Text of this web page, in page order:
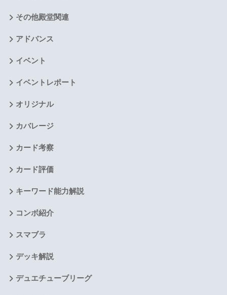
その他殿堂関連
アドバンス
イベント
イベントレポート
オリジナル
カバレージ
カード考察
カード評価
キーワード能力解説
コンボ紹介
スマブラ
デッキ解説
デュエチューブリーグ